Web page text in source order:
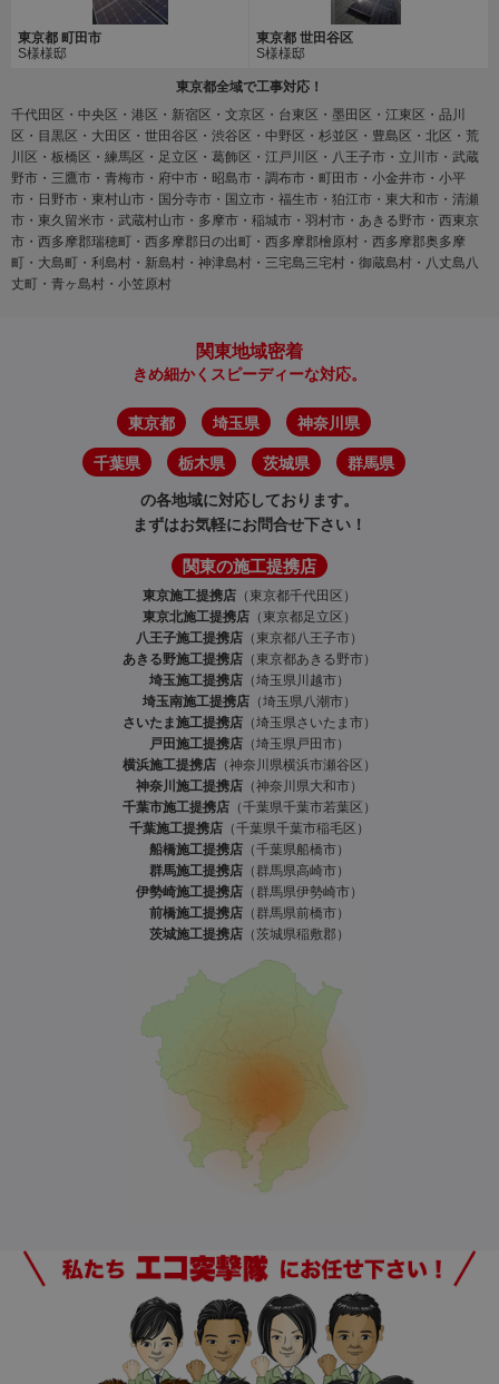
東京都 町田市
S様様邸
東京都 世田谷区
S様様邸
東京都全域で工事対応！
千代田区・中央区・港区・新宿区・文京区・台東区・墨田区・江東区・品川
区・目黒区・大田区・世田谷区・渋谷区・中野区・杉並区・豊島区・北区・荒
川区・板橋区・練馬区・足立区・葛飾区・江戸川区・八王子市・立川市・武蔵
野市・三鷹市・青梅市・府中市・昭島市・調布市・町田市・小金井市・小平
市・日野市・東村山市・国分寺市・国立市・福生市・狛江市・東大和市・清瀬
市・東久留米市・武蔵村山市・多摩市・稲城市・羽村市・あきる野市・西東京
市・西多摩郡瑞穂町・西多摩郡日の出町・西多摩郡檜原村・西多摩郡奥多摩
町・大島町・利島村・新島村・神津島村・三宅島三宅村・御蔵島村・八丈島八
丈町・青ヶ島村・小笠原村
関東地域密着
きめ細かくスピーディーな対応。
東京都 埼玉県 神奈川県
千葉県 栃木県 茨城県 群馬県
の各地域に対応しております。
まずはお気軽にお問合せ下さい！
関東の施工提携店
東京施工提携店 （東京都千代田区）
東京北施工提携店 （東京都足立区）
八王子施工提携店 （東京都八王子市）
あきる野施工提携店 （東京都あきる野市）
埼玉施工提携店 （埼玉県川越市）
埼玉南施工提携店 （埼玉県八潮市）
さいたま施工提携店 （埼玉県さいたま市）
戸田施工提携店 （埼玉県戸田市）
横浜施工提携店 （神奈川県横浜市瀬谷区）
神奈川施工提携店 （神奈川県大和市）
千葉市施工提携店 （千葉県千葉市若葉区）
千葉施工提携店 （千葉県千葉市稲毛区）
船橋施工提携店 （千葉県船橋市）
群馬施工提携店 （群馬県高崎市）
伊勢崎施工提携店 （群馬県伊勢崎市）
前橋施工提携店 （群馬県前橋市）
茨城施工提携店 （茨城県稲敷郡）